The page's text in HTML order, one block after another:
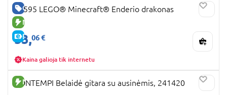
GERA KAINA
NAUJA PREKĖ
E-KAINA
21595 LEGO® Minecraft® Enderio drakonas
53,06 €
Kaina galioja tik internetu
NAUJA PREKĖ
BONTEMPI Belaidė gitara su ausinėmis, 241420